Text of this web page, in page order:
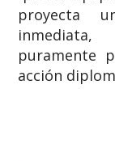
proyecta
puramente
acción